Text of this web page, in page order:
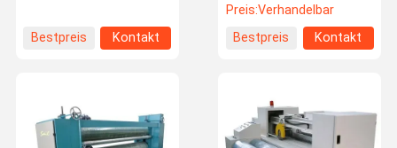
Preis:Verhandelbar
Bestpreis
Kontakt
Bestpreis Kontakt